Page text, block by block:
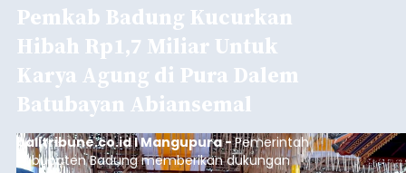
Pemkab Badung Kucurkan
Hibah Rp1,7 Miliar Untuk
Karya Agung di Pura Dalem
Batubayan Abiansemal
balitribune.co.id I Mangupura -Pemerintah
Kabupaten Badung memberikan dukungan